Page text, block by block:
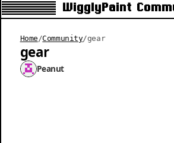
WigglyPaint
Home /Community/gear
gear
Peanut